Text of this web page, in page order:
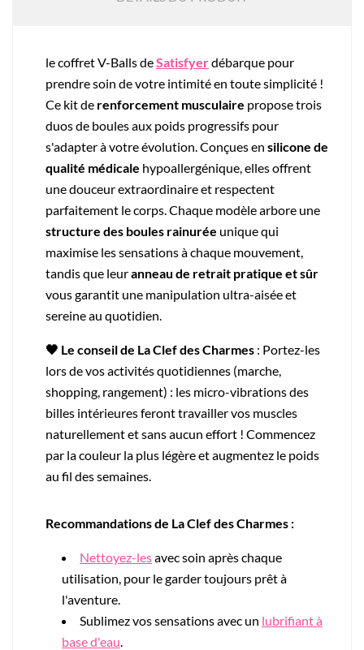
le coffret V-Balls deSatisfyerdébarque pour
prendre soin de votre intimité en toute simplicité !
Ce kit de renforcement musculaire propose trois
duos de boules aux poids progressifs pour
s'adapter à votre évolution. Conçues en silicone de
qualité médicale hypoallergénique, elles offrent
une douceur extraordinaire et respectent
parfaitement le corps. Chaque modèle arbore une
structure des boules rainurée unique qui
maximise les sensations à chaque mouvement,
tandis que leuranneau de retrait pratique et sûr
vous garantit une manipulation ultra-aisée et
sereine au quotidien.
🖤 Le conseil de La Clef des Charmes : Portez-les
lors de vos activités quotidiennes (marche,
shopping, rangement) : les micro-vibrations des
billes intérieures feront travailler vos muscles
naturellement et sans aucun effort ! Commencez
par la couleur la plus légère et augmentez le poids
au fil des semaines.
Recommandations de La Clef des Charmes :
Nettoyez-lesavec soin après chaque
utilisation, pour le garder toujours prêt à
l'aventure.
Sublimez vos sensations avec un lubrifiant à
base d'eau